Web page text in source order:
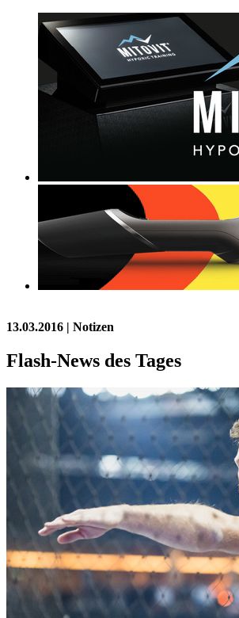
13.03.2016 | Notizen
Flash-News des Tages